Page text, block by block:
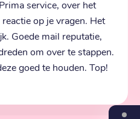
service, over het
op je vragen. Het
Goede mail reputatie,
om over te stappen.
goed te houden. Top!